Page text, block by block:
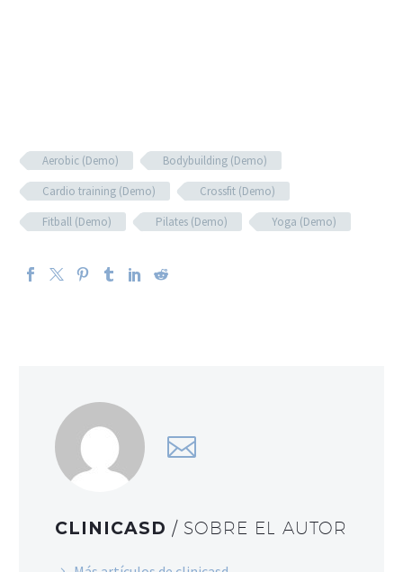
Aerobic (Demo)
Bodybuilding (Demo)
Cardio training (Demo)
Crossfit (Demo)
Fitball (Demo)
Pilates (Demo) Yoga (Demo)
CLINICASD / SOBRE EL AUTOR